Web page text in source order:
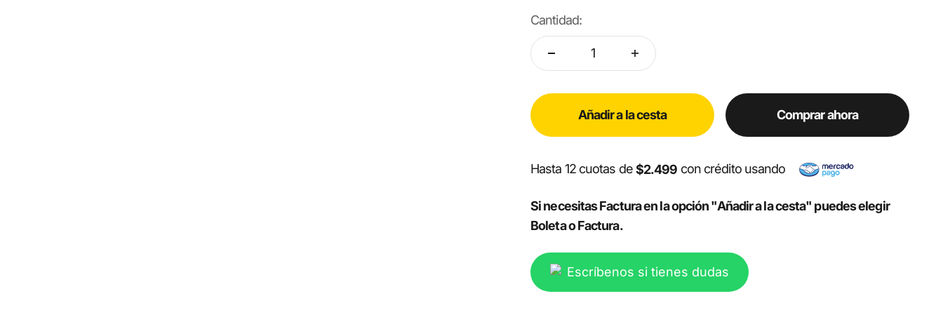
Cantidad:
Añadir a la cesta Comprar ahora
Hasta 12 cuotas de$2.499 con crédito usando
Si necesitas Factura en la opción "Añadir a la cesta" puedes elegir
Boleta o Factura.
Escríbenos si tienes dudas